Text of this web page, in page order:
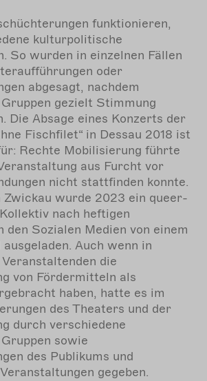
funktionieren,
kulturpolitische
So wurden in einzelnen Fällen
oder
abgesagt, nachdem
gezielt Stimmung
Die Absage eines Konzerts der
Fischfilet“ in Dessau 2018 ist
Rechte Mobilisierung führte
aus Furcht vor
nicht stattfinden konnte.
Zwickau wurde 2023 ein queer-
nach heftigen
den Sozialen Medien von einem
Auch wenn in
die
von Fördermitteln als
haben, hatte es im
des Theaters und der
durch verschiedene
sowie
des Publikums und
gegeben.